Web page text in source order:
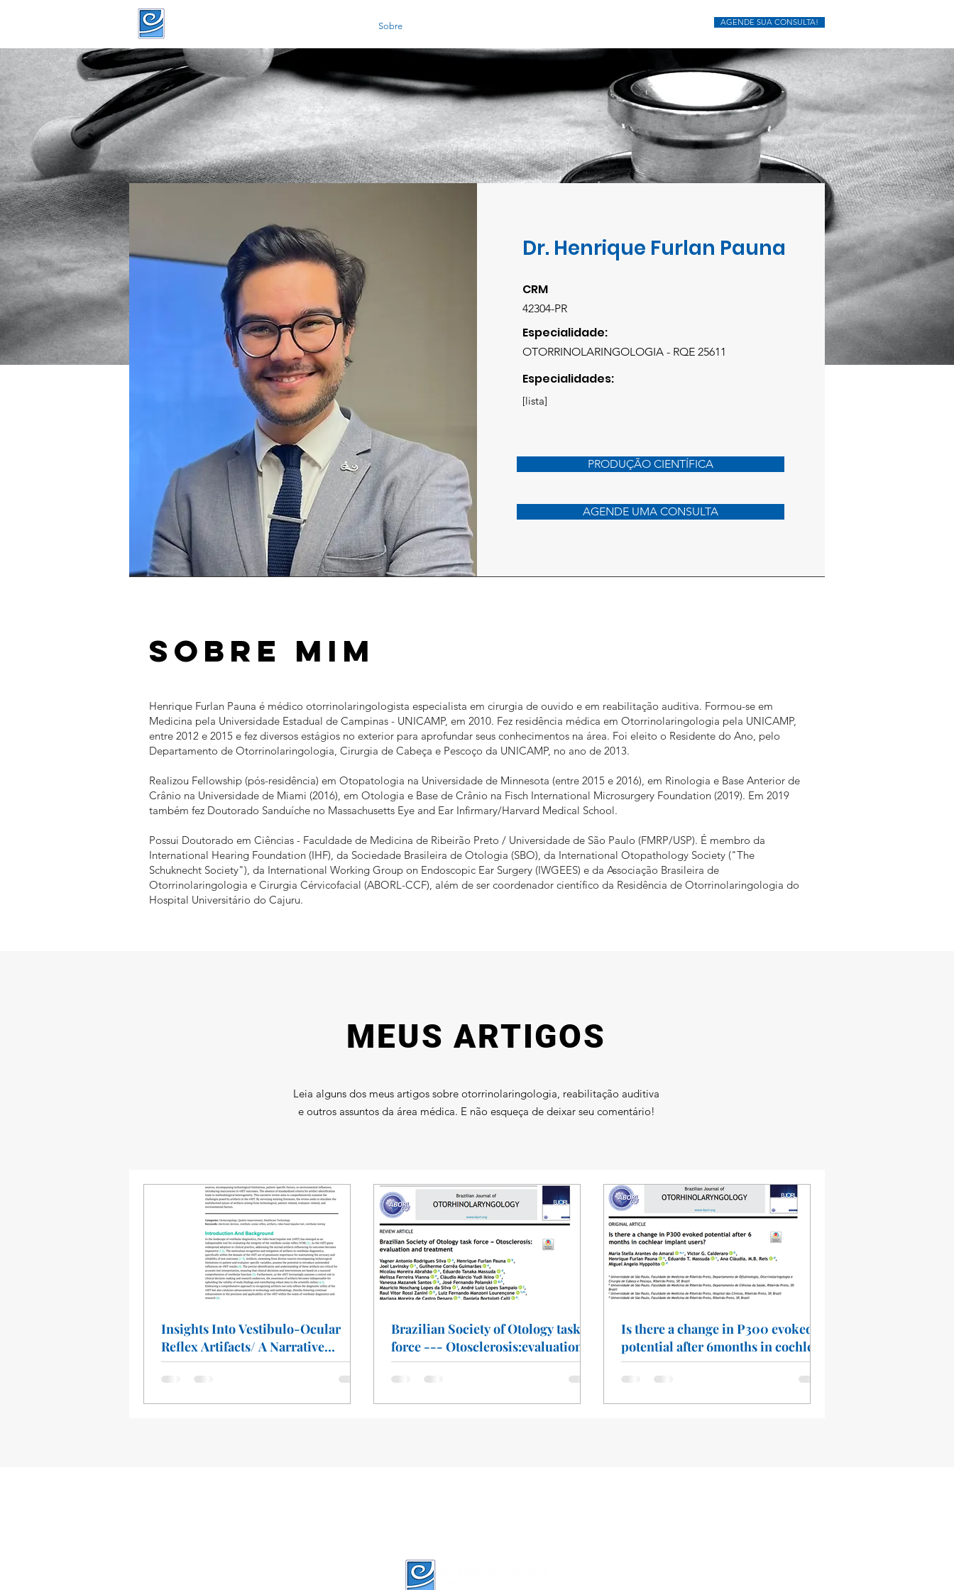
Sobre AGENDE SUA CONSULTA!
Dr. Henrique Furlan Pauna
CRM
42304-PR
Especialidade:
OTORRINOLARINGOLOGIA - RQE 25611
Especialidades:
[lista]
PRODUÇÃO CIENTÍFICA
AGENDE UMA CONSULTA
Sobre Mim
Henrique Furlan Pauna é médico otorrinolaringologista especialista em cirurgia de ouvido e em reabilitação auditiva. Formou-se em
Medicina pela Universidade Estadual de Campinas - UNICAMP, em 2010. Fez residência médica em Otorrinolaringologia pela UNICAMP,
entre 2012 e 2015 e fez diversos estágios no exterior para aprofundar seus conhecimentos na área. Foi eleito o Residente do Ano, pelo
Departamento de Otorrinolaringologia, Cirurgia de Cabeça e Pescoço da UNICAMP, no ano de 2013.
Realizou Fellowship (pós-residência) em Otopatologia na Universidade de Minnesota (entre 2015 e 2016), em Rinologia e Base Anterior de
Crânio na Universidade de Miami (2016), em Otologia e Base de Crânio na Fisch International Microsurgery Foundation (2019). Em 2019
também fez Doutorado Sanduíche no Massachusetts Eye and Ear Infirmary/Harvard Medical School.
Possui Doutorado em Ciências - Faculdade de Medicina de Ribeirão Preto / Universidade de São Paulo (FMRP/USP). É membro da
International Hearing Foundation (IHF), da Sociedade Brasileira de Otologia (SBO), da International Otopathology Society ("The
Schuknecht Society"), da International Working Group on Endoscopic Ear Surgery (IWGEES) e da Associação Brasileira de
Otorrinolaringologia e Cirurgia Cérvicofacial (ABORL-CCF), além de ser coordenador científico da Residência de Otorrinolaringologia do
Hospital Universitário do Cajuru.
MEUS ARTIGOS
Leia alguns dos meus artigos sobre otorrinolaringologia, reabilitação auditiva
e outros assuntos da área médica. E não esqueça de deixar seu comentário!
Insights Into Vestibulo-Ocular
Reflex Artifacts/ A Narrative
Review of the Video Head Impulse
Test (vHIT)
Brazilian Society of Otology task
force --- Otosclerosis:evaluation
and treatment
Is there a change in P300 evoked
potential after 6months in cochlear
implant users?